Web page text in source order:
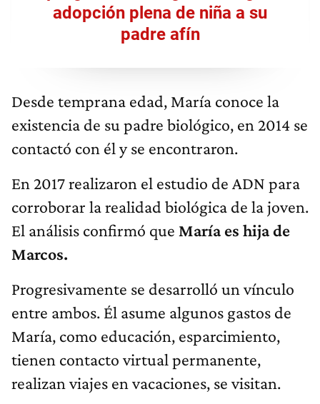
adopción plena de niña a su
padre afín
Desde temprana edad, María conoce la
existencia de su padre biológico, en 2014 se
contactó con él y se encontraron.
En 2017 realizaron el estudio de ADN para
corroborar la realidad biológica de la joven.
El análisis confirmó que María es hija de
Marcos.
Progresivamente se desarrolló un vínculo
entre ambos. Él asume algunos gastos de
María, como educación, esparcimiento,
tienen contacto virtual permanente,
realizan viajes en vacaciones, se visitan.